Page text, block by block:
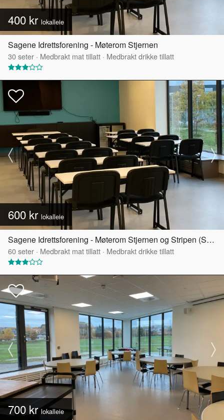
400 kr lokalleie
Sagene Idrettsforening - Møterom Stjernen
30seter · Medbrakt mat tillatt · Medbrakt drikke tillatt
600 kr lokalleie
Sagene Idrettsforening - Møterom Stjernen og Stripen (Samlet)
60seter · Medbrakt mat tillatt · Medbrakt drikke tillatt
700 krlokalleie